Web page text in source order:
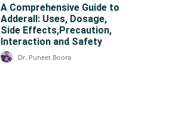
A Comprehensive Guide to
Adderall: Uses, Dosage,
Side Effects,Precaution,
Interaction and Safety
Dr. Puneet Boora